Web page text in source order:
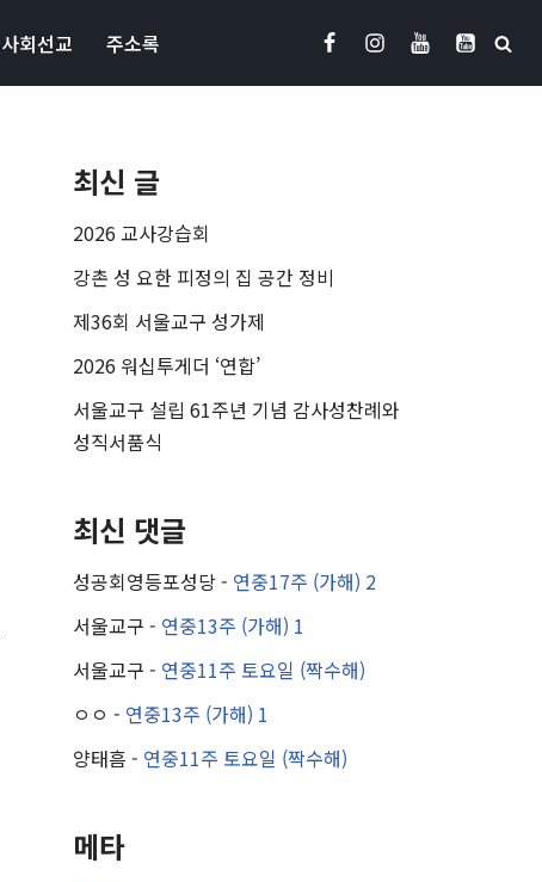
사회선교 주소록
최신 글
2026 교사강습회
강촌 성 요한 피정의 집 공간 정비
제36회 서울교구 성가제
2026 워십투게더 ‘연합’
서울교구 설립 61주년 기념 감사성찬례와
성직서품식
최신 댓글
성공회영등포성당- 연중17주 (가해) 2
서울교구 - 연중13주 (가해) 1
서울교구 - 연중11주 토요일 (짝수해)
ㅇㅇ - 연중13주 (가해) 1
양태흠 - 연중11주 토요일 (짝수해)
메타